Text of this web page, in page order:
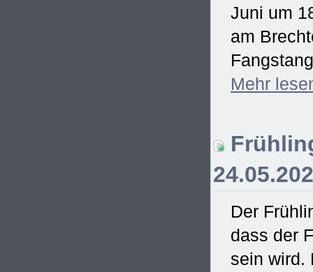
Juni um
am
Mehr
Der
dass der
sein wird.